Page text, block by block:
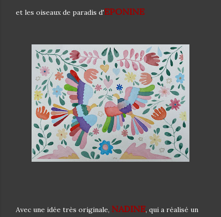
et les oiseaux de paradis d'EPONINE
Avec une idée très originale, NADINE, qui a réalisé un